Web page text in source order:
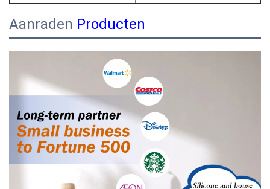
Aanraden Producten